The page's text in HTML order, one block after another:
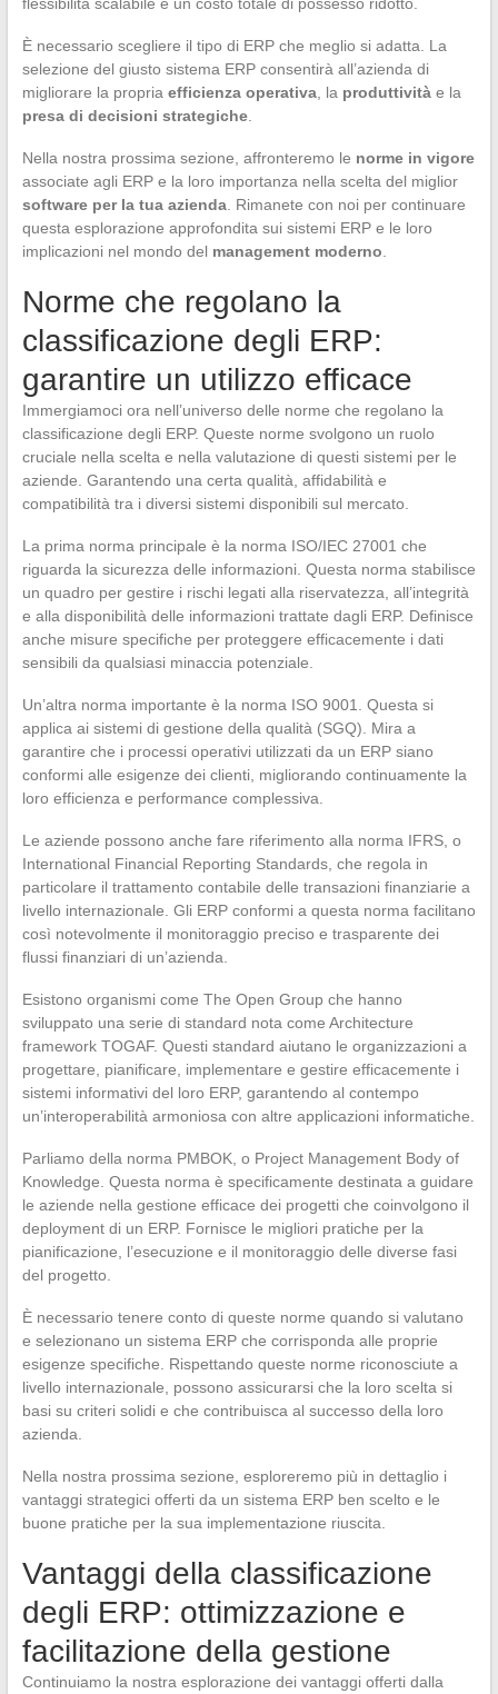
È necessario scegliere il tipo di ERP che meglio si adatta. La
selezione del giusto sistema ERP consentirà all’azienda di
migliorare la propria efficienza operativa, la produttivitàe la
presa di decisioni strategiche.
Nella nostra prossima sezione, affronteremo le norme in vigore
associate agli ERP e la loro importanza nella scelta del miglior
software per la tua azienda. Rimanete con noi per continuare
questa esplorazione approfondita sui sistemi ERP e le loro
implicazioni nel mondo del management moderno
Norme che regolano la
classificazione degli ERP:
garantire un utilizzo efficace
Immergiamoci ora nell’universo delle norme che regolano la
classificazione degli ERP. Queste norme svolgono un ruolo
cruciale nella scelta e nella valutazione di questi sistemi per le
aziende. Garantendo una certa qualità, affidabilità e
compatibilità tra i diversi sistemi disponibili sul mercato.
La prima norma principale è la norma ISO/IEC 27001 che
riguarda la sicurezza delle informazioni. Questa norma stabilisce
un quadro per gestire i rischi legati alla riservatezza, all’integrità
e alla disponibilità delle informazioni trattate dagli ERP. Definisce
anche misure specifiche per proteggere efficacemente i dati
sensibili da qualsiasi minaccia potenziale.
Un’altra norma importante è la norma ISO 9001. Questa si
applica ai sistemi di gestione della qualità (SGQ). Mira a
garantire che i processi operativi utilizzati da un ERP siano
conformi alle esigenze dei clienti, migliorando continuamente la
loro efficienza e performance complessiva.
Le aziende possono anche fare riferimento alla norma IFRS, o
International Financial Reporting Standards, che regola in
particolare il trattamento contabile delle transazioni finanziarie a
livello internazionale. Gli ERP conformi a questa norma facilitano
così notevolmente il monitoraggio preciso e trasparente dei
flussi finanziari di un’azienda.
Esistono organismi come The Open Group che hanno
sviluppato una serie di standard nota come Architecture
framework TOGAF. Questi standard aiutano le organizzazioni a
progettare, pianificare, implementare e gestire efficacemente i
sistemi informativi del loro ERP, garantendo al contempo
un’interoperabilità armoniosa con altre applicazioni informatiche.
Parliamo della norma PMBOK, o Project Management Body of
Knowledge. Questa norma è specificamente destinata a guidare
le aziende nella gestione efficace dei progetti che coinvolgono il
deployment di un ERP. Fornisce le migliori pratiche per la
pianificazione, l’esecuzione e il monitoraggio delle diverse fasi
del progetto.
È necessario tenere conto di queste norme quando si valutano
e selezionano un sistema ERP che corrisponda alle proprie
esigenze specifiche. Rispettando queste norme riconosciute a
livello internazionale, possono assicurarsi che la loro scelta si
basi su criteri solidi e che contribuisca al successo della loro
azienda.
Nella nostra prossima sezione, esploreremo più in dettaglio i
vantaggi strategici offerti da un sistema ERP ben scelto e le
buone pratiche per la sua implementazione riuscita.
Vantaggi della classificazione
degli ERP: ottimizzazione e
facilitazione della gestione
Continuiamo la nostra esplorazione dei vantaggi offerti dalla